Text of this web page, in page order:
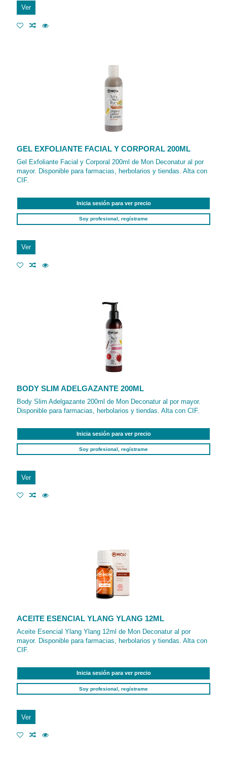
Ver
GEL EXFOLIANTE FACIAL Y CORPORAL 200ML
Gel Exfoliante Facial y Corporal 200ml de Mon Deconatur al por
mayor. Disponible para farmacias, herbolarios y tiendas. Alta con
CIF.
Inicia sesión para ver precio
Soy profesional, regístrame
Ver
BODY SLIM ADELGAZANTE 200ML
Body Slim Adelgazante 200ml de Mon Deconatur al por mayor.
Disponible para farmacias, herbolarios y tiendas. Alta con CIF.
Inicia sesión para ver precio
Soy profesional, regístrame
Ver
ACEITE ESENCIAL YLANG YLANG 12ML
Aceite Esencial Ylang Ylang 12ml de Mon Deconatur al por
mayor. Disponible para farmacias, herbolarios y tiendas. Alta con
CIF.
Inicia sesión para ver precio
Soy profesional, regístrame
Ver